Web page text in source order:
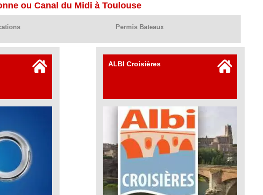
ou Canal du Midi à Toulouse
Permis Bateaux
ALBI Croisières